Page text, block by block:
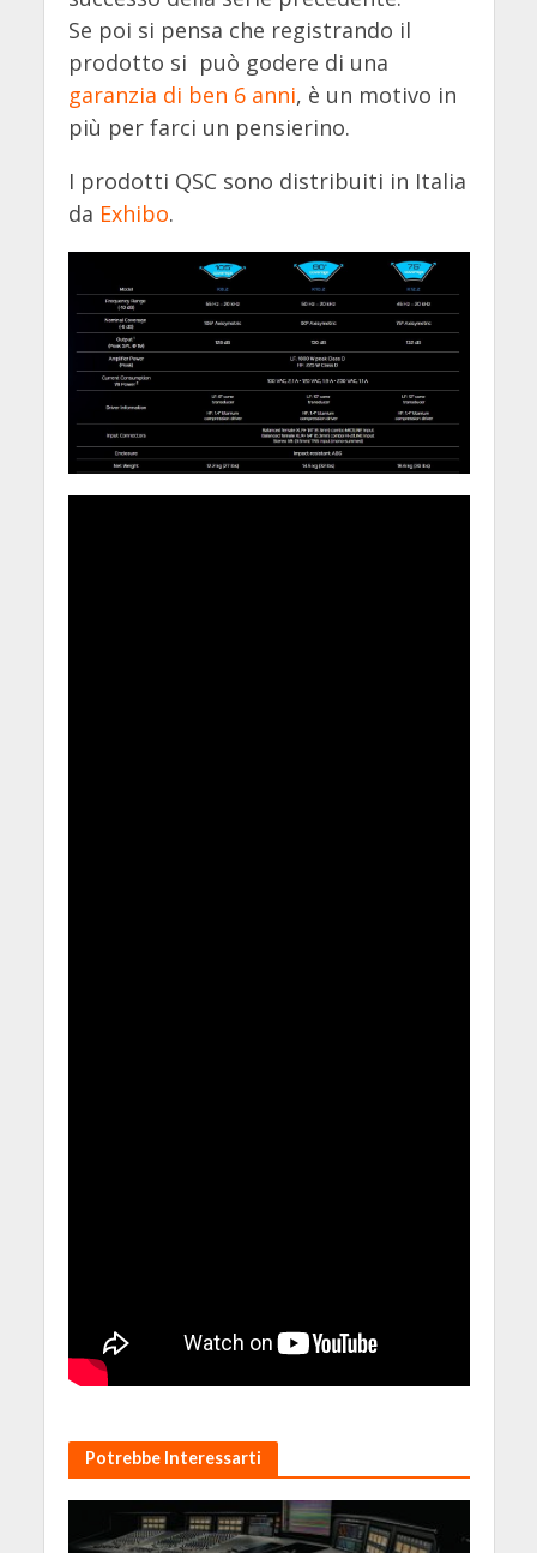
Se poi si pensa che registrando il
prodotto si può godere di una
garanzia di ben 6 anni, è un motivo in
più per farci un pensierino.
I prodotti QSC sono distribuiti in Italia
da Exhibo.
Potrebbe Interessarti